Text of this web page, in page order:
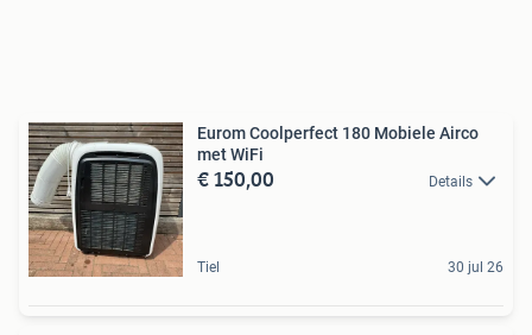
Eurom Coolperfect 180 Mobiele Airco
met WiFi
€ 150,00 Details
Tiel 30 jul 26